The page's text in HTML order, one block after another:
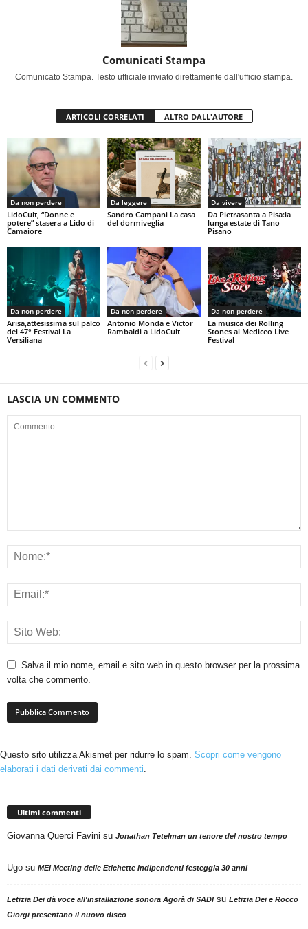
Comunicati Stampa
Comunicato Stampa. Testo ufficiale inviato direttamente dall'ufficio stampa.
ARTICOLI CORRELATI ALTRO DALL'AUTORE
Da non perdere
LidoCult, “Donne e
potere” stasera a Lido di
Camaiore
Da leggere
Sandro Campani La casa
del dormiveglia
Da vivere
Da Pietrasanta a Pisa:la
lunga estate di Tano
Pisano
Da non perdere
Arisa,attesissima sul palco
del 47° Festival La
Versiliana
Da non perdere
Antonio Monda e Victor
Rambaldi a LidoCult
Da non perdere
La musica dei Rolling
Stones al Mediceo Live
Festival
LASCIA UN COMMENTO
Salva il mio nome, email e sito web in questo browser per la prossima
volta che commento.
Questo sito utilizza Akismet per ridurre lo spam. Scopri come vengono
elaborati i dati derivati dai commenti.
Ultimi commenti
Giovanna Querci Favini su Jonathan Tetelman un tenore del nostro tempo
Ugo su MEI Meeting delle Etichette Indipendenti festeggia 30 anni
Letizia Dei dà voce all'installazione sonora Agorà di SADIsu Letizia Dei e Rocco
Giorgi presentano il nuovo disco